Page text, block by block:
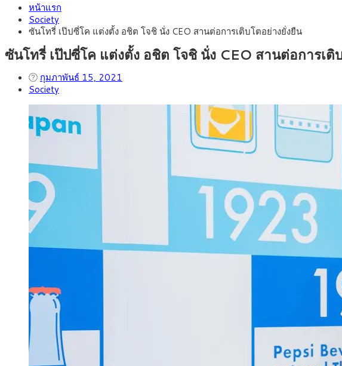
สิงหาคม 4, 2026
สิงหาคม 3, 2026 กรุงศรี คาดเงินบาทสัปดาห์นี้ซื้อขายในกรอบ 33.00-33.60 ติดตามข้อมู
สิงหาคม 1, 2026 “เอกนิติ” เปิดเครื่องยนต์เศรษฐกิจใหม่ของไทย เดินหน้า 5 ยุทธศาสตร์
กรกฎาคม 27, 2026 ภัยเงียบใกล้ตัวเด็ก LSD “แสตมป์เมา” ยาเสพติดลายการ์ตูน กรมศุล
หน้าแรก
Society
ซันโทรี่ เป๊ปซี่โค แต่งตั้ง อชิต โจชิ นั่ง CEO สานต่อการเติบโตอย่างยั่งยืน
ซันโทรี่ เป๊ปซี่โค แต่งตั้ง อชิต โจชิ นั่ง CEO สานต่อการเติ
กุมภาพันธ์ 15, 2021
Society